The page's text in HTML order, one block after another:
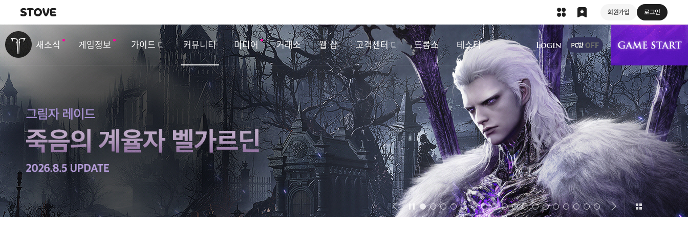
회원가입 로그인
내비게이션
새소식 게임정보 가이드 커뮤니티 미디어 거래소 웹 샵 고객센터 드롭스 테스터
상단 메뉴
벤
트
&
업
데
이
트